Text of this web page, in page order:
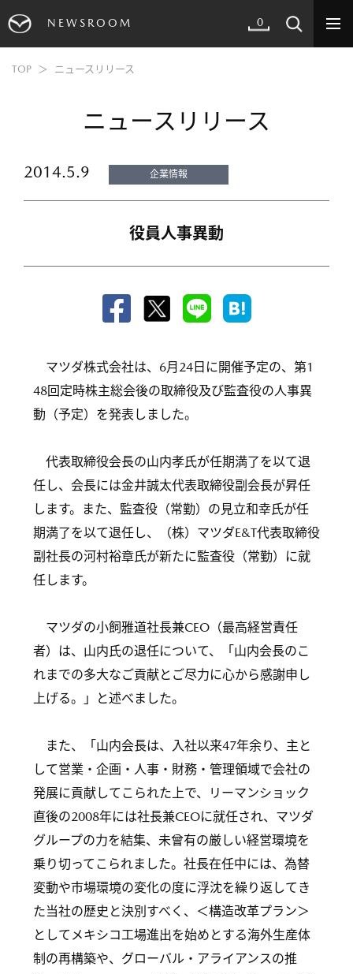
NEWSROOM 0
TOP ニュースリリース
ニュースリリース
2014.5.9 企業情報
役員人事異動
マツダ株式会社は、6月24日に開催予定の、第1
48回定時株主総会後の取締役及び監査役の人事異
動（予定）を発表しました。
代表取締役会長の山内孝氏が任期満了を以て退
任し、会長には金井誠太代表取締役副会長が昇任
します。また、監査役（常勤）の見立和幸氏が任
期満了を以て退任し、（株）マツダE&T代表取締役
副社長の河村裕章氏が新たに監査役（常勤）に就
任します。
マツダの小飼雅道社長兼CEO（最高経営責任
者）は、山内氏の退任について、「山内会長のこ
れまでの多大なご貢献とご尽力に心から感謝申し
上げる。」と述べました。
また、「山内会長は、入社以来47年余り、主と
して営業・企画・人事・財務・管理領域で会社の
発展に貢献してこられた上で、リーマンショック
直後の2008年には社長兼CEOに就任され、マツダ
グループの力を結集、未曾有の厳しい経営環境を
乗り切ってこられました。社長在任中には、為替
変動や市場環境の変化の度に浮沈を繰り返してき
た当社の歴史と決別すべく、＜構造改革プラン＞
としてメキシコ工場進出を始めとする海外生産体
制の再構築や、グローバル・アライアンスの推